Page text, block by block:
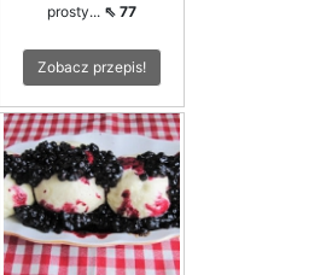
prosty... ⇖ 77
Zobacz przepis!